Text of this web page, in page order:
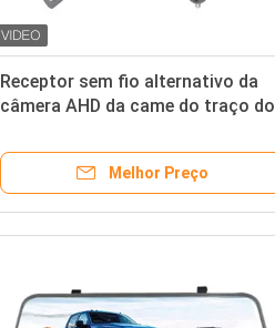
Receptor sem fio alternativo da
câmera AHD da came do traço do
Melhor Preço